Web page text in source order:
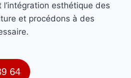
esthétique des
et procédons à des
64